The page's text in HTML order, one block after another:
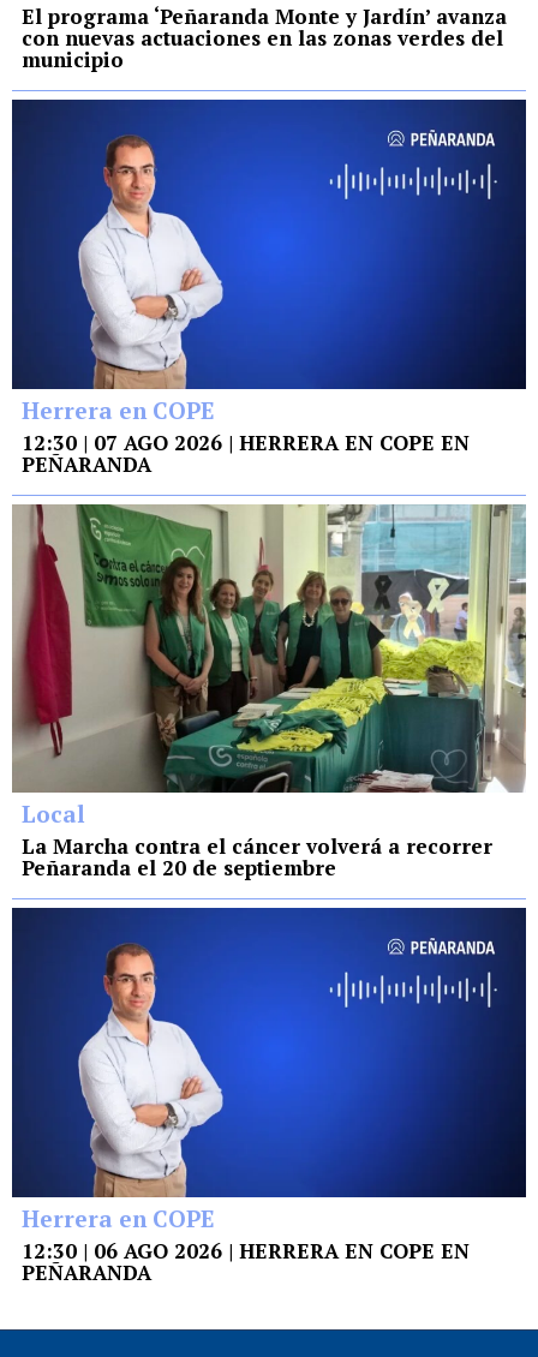
El programa ‘Peñaranda Monte y Jardín’ avanza
con nuevas actuaciones en las zonas verdes del
municipio
Herrera en COPE
12:30 | 07 AGO 2026 | HERRERA EN COPE EN
PEÑARANDA
Local
La Marcha contra el cáncer volverá a recorrer
Peñaranda el 20 de septiembre
Herrera en COPE
12:30 | 06 AGO 2026 | HERRERA EN COPE EN
PEÑARANDA